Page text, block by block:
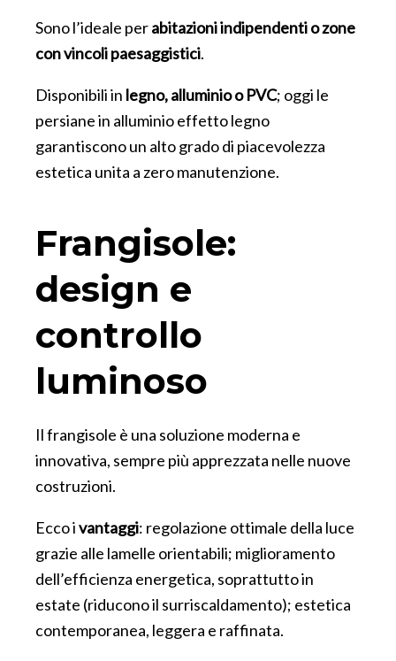
Sono l’ideale perabitazioni indipendenti o zone
con vincoli paesaggistici.
Disponibili in legno, alluminio o PVC; oggi le
persiane in alluminio effetto legno
garantiscono un alto grado di piacevolezza
estetica unita a zero manutenzione.
Frangisole:
design e
controllo
luminoso
Il frangisole è una soluzione moderna e
innovativa, sempre più apprezzata nelle nuove
costruzioni.
Ecco ivantaggi: regolazione ottimale della luce
grazie alle lamelle orientabili; miglioramento
dell’efficienza energetica, soprattutto in
estate (riducono il surriscaldamento); estetica
contemporanea, leggera e raffinata.